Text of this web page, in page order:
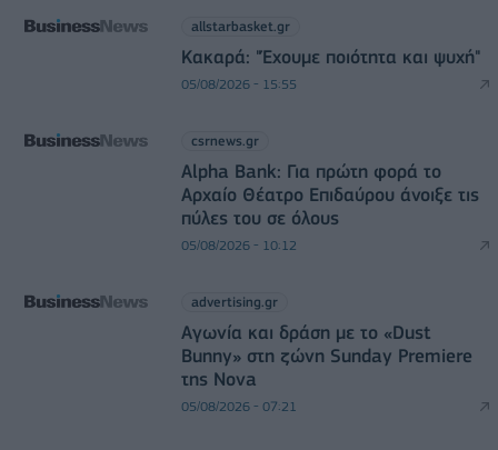
allstarbasket.gr
Κακαρά: "Έχουμε ποιότητα και ψυχή"
05/08/2026 - 15:55
csrnews.gr
Alpha Bank: Για πρώτη φορά το
Αρχαίο Θέατρο Επιδαύρου άνοιξε τις
πύλες του σε όλους
05/08/2026 - 10:12
advertising.gr
Αγωνία και δράση με το «Dust
Bunny» στη ζώνη Sunday Premiere
της Nova
05/08/2026 - 07:21